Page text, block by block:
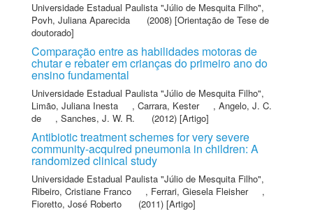
Universidade Estadual Paulista "Júlio de Mesquita Filho",
Povh, Juliana Aparecida
(2008) [Orientação de Tese de
doutorado]
Comparação entre as habilidades motoras de
chutar e rebater em crianças do primeiro ano do
ensino fundamental
Universidade Estadual Paulista "Júlio de Mesquita Filho",
Limão, Juliana Inesta
, Carrara, Kester , Angelo, J. C.
de
, Sanches, J. W. R. (2012) [Artigo]
Antibiotic treatment schemes for very severe
community-acquired pneumonia in children: A
randomized clinical study
Universidade Estadual Paulista "Júlio de Mesquita Filho",
Ribeiro, Cristiane Franco
, Ferrari, Giesela Fleisher
,
Fioretto, José Roberto
(2011) [Artigo]